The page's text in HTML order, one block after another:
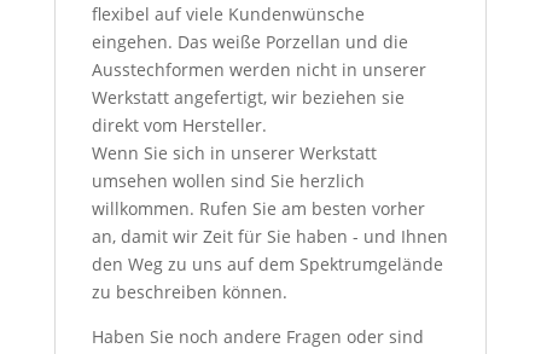
flexibel auf viele Kundenwünsche
eingehen. Das weiße Porzellan und die
Ausstechformen werden nicht in unserer
Werkstatt angefertigt, wir beziehen sie
direkt vom Hersteller.
Wenn Sie sich in unserer Werkstatt
umsehen wollen sind Sie herzlich
willkommen. Rufen Sie am besten vorher
an, damit wir Zeit für Sie haben - und Ihnen
den Weg zu uns auf dem Spektrumgelände
zu beschreiben können.
Haben Sie noch andere Fragen oder sind